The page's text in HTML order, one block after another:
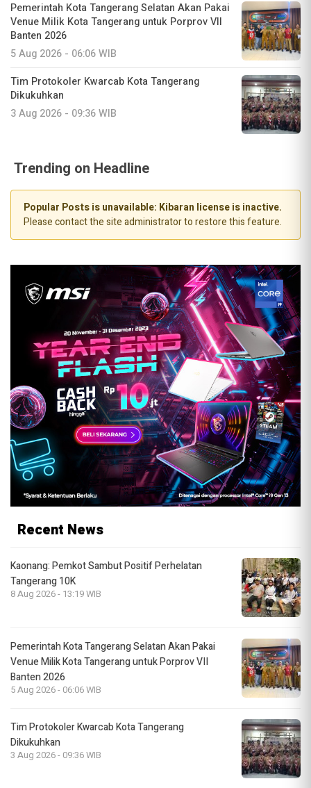
Pemerintah Kota Tangerang Selatan Akan Pakai
Venue Milik Kota Tangerang untuk Porprov VII
Banten 2026
5 Aug 2026 - 06:06 WIB
Tim Protokoler Kwarcab Kota Tangerang
Dikukuhkan
3 Aug 2026 - 09:36 WIB
Trending on Headline
Popular Posts is unavailable: Kibaran license is inactive.
Please contact the site administrator to restore this feature.
Recent News
Kaonang: Pemkot Sambut Positif Perhelatan
Tangerang 10K
8 Aug 2026 - 13:19 WIB
Pemerintah Kota Tangerang Selatan Akan Pakai
Venue Milik Kota Tangerang untuk Porprov VII
Banten 2026
5 Aug 2026 - 06:06 WIB
Tim Protokoler Kwarcab Kota Tangerang
Dikukuhkan
3 Aug 2026 - 09:36 WIB